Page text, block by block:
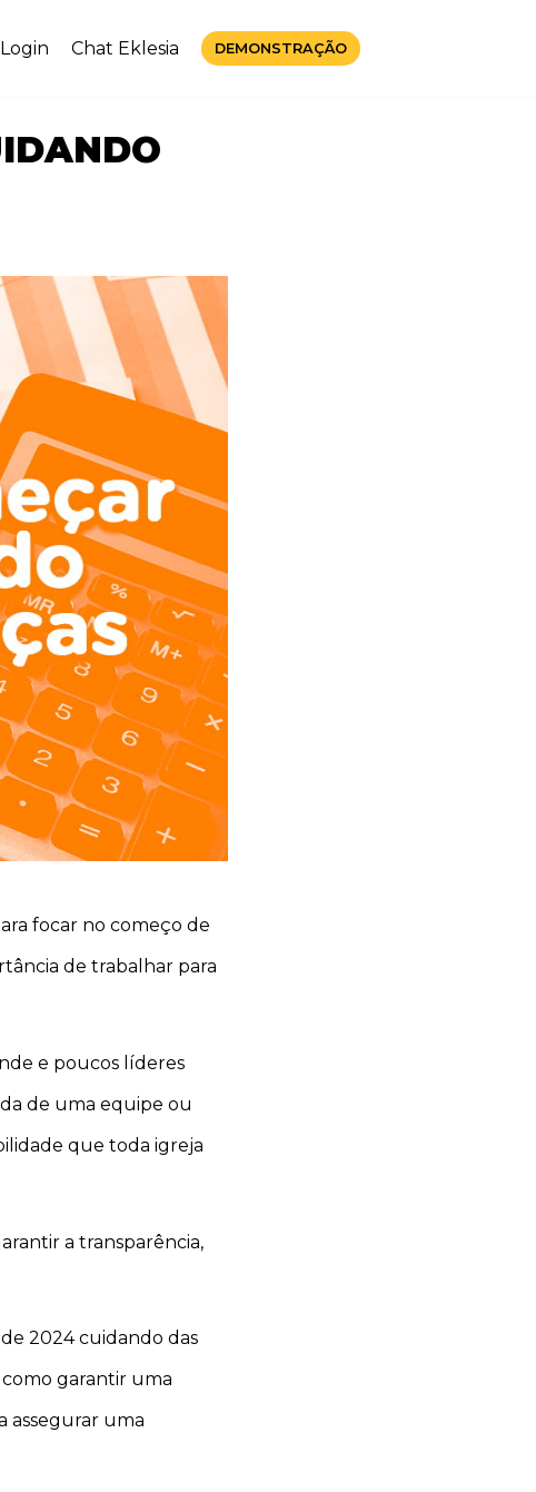
Login Chat Eklesia DEMONSTRAÇÃO
focar no começo de
de trabalhar para
e poucos líderes
de uma equipe ou
que toda igreja
a transparência,
2024 cuidando das
garantir uma
assegurar uma